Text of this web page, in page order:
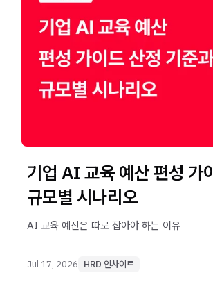
기업 AI 교육 예산 편성 가
규모별 시나리오
AI 교육 예산은 따로 잡아야 하는 이유
Jul 17, 2026 HRD 인사이트